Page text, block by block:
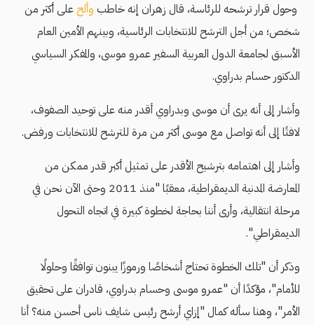
وحول قرار ترشحه للرئاسة، قال زهران إنه خاطب وألحعلى أكثر من
شخص؛ من أجل الترشح للانتخابات الرئاسية، وبينهم الأمين العام
الأسبق لجامعة الدول العربية السفير عمرو موسى، والمفكر السياسي
الدكتور حسام بدراوي.
وأشار إلى أنه يرى أن موسى وبدراوي أقدر منه على توحيد الصفوف،
لافتًا إلى أنه تواصل مع موسى أكثر من مرة للترشح للانتخابات ورفض.
وأشار إلى اهتمامه بترشيح الأقدر على تمثيل أكبر قدر ممكن من
المعارضة المدنية الديمقراطية، معقبًا "منذ 2011 وحتى الآن نحن في
مرحلة انتقالية، وأرى أننا بحاجة لخطوة كبيرة في اتجاه التحول
الديمقراطي".
وذكر أن "تلك الخطوة تحتاج أشخاصًا ورموزًا يبنون توافقًا وحلولًا
للأمام"، مؤكدًا أن "عمرو موسى وحسام بدراوي، قادران على تحقيق
الأمر"، وهنا سأله كمال "إزاي أرشح رئيس شايف ناس أحسن منه؟ أنا